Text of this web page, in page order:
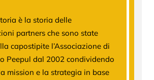
è la storia delle
partners che sono state
capostipite l’Associazione di
Peepul dal 2002 condividendo
mission e la strategia in base